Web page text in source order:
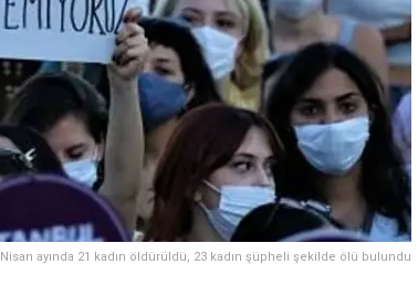
Nisan ayında 21 kadın öldürüldü, 23 kadın şüpheli şekilde ölü bulundu